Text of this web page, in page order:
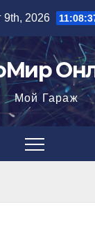
9th, 2026
Мой Гараж